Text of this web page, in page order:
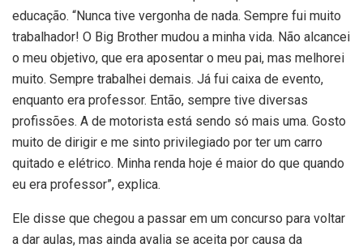
educação. “Nunca tive vergonha de nada. Sempre fui muito
trabalhador! O Big Brother mudou a minha vida. Não alcancei
o meu objetivo, que era aposentar o meu pai, mas melhorei
muito. Sempre trabalhei demais. Já fui caixa de evento,
enquanto era professor. Então, sempre tive diversas
profissões. A de motorista está sendo só mais uma. Gosto
muito de dirigir e me sinto privilegiado por ter um carro
quitado e elétrico. Minha renda hoje é maior do que quando
eu era professor”, explica.
Ele disse que chegou a passar em um concurso para voltar
a dar aulas, mas ainda avalia se aceita por causa da